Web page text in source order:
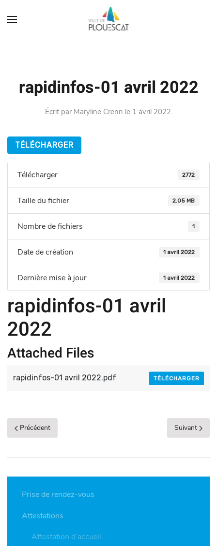
rapidinfos-01 avril 2022
Écrit par Maryline Crenn le 1 avril 2022.
TÉLÉCHARGER
Télécharger 2772
Taille du fichier 2.05 MB
Nombre de fichiers 1
Date de création 1 avril 2022
Dernière mise à jour 1 avril 2022
rapidinfos-01 avril
2022
Attached Files
rapidinfos-01 avril 2022.pdf TÉLÉCHARGER
Précédent Suivant
Prise de rendez-vous
Attestations
Attestation d’accueil